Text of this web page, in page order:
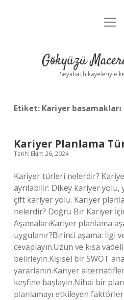
Anasayfa
Yasal
Gökyüzü
Seyahat hikayeleriyle
Etiket: Kariyer
Kariyer Planlama
Tarih: Ekim 26, 2024
Kariyer türleri nelerdir?
ayrılabilir: Dikey kariyer yolu,
çift kariyer yolu. Kariyer
nelerdir? Doğru Bir Kariyer
AşamalarıKariyer planlama
uygulanır?Birinci aşama: İlgi
cevaplayın.Uzun ve kısa
belirleyin.Kişisel bir SWOT
yararlanın.Kariyer
keşfine başlayın.Nihai bir
planlamayı etkileyen